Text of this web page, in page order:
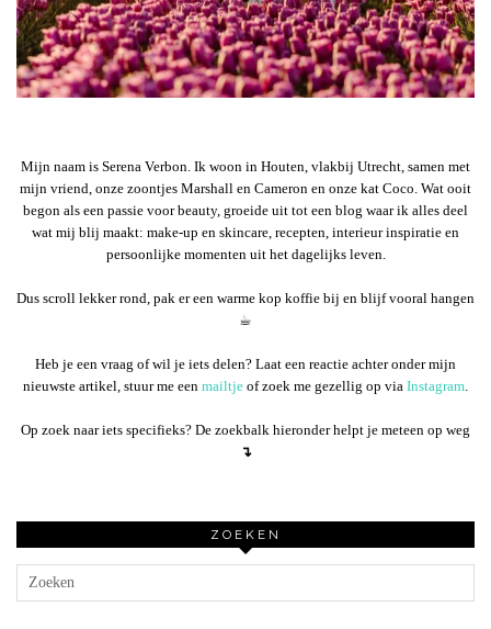
Mijn naam is Serena Verbon. Ik woon in Houten, vlakbij Utrecht, samen met
mijn vriend, onze zoontjes Marshall en Cameron en onze kat Coco. Wat ooit
begon als een passie voor beauty, groeide uit tot een blog waar ik alles deel
wat mij blij maakt: make-up en skincare, recepten, interieur inspiratie en
persoonlijke momenten uit het dagelijks leven.
Dus scroll lekker rond, pak er een warme kop koffie bij en blijf vooral hangen
☕︎
Heb je een vraag of wil je iets delen? Laat een reactie achter onder mijn
nieuwste artikel, stuur me een mailtje of zoek me gezellig op via Instagram.
Op zoek naar iets specifieks? De zoekbalk hieronder helpt je meteen op weg
↴
ZOEKEN